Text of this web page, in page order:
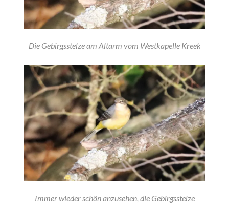
Die Gebirgsstelze am Altarm vom Westkapelle Kreek
Immer wieder schön anzusehen, die Gebirgsstelze